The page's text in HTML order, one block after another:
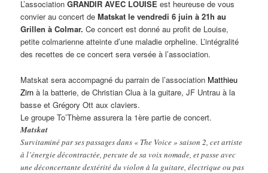
L’associationGRANDIR AVEC LOUISE est heureuse de vous
convier au concert deMatskat le vendredi 6 juin à 21h au
Grillen à Colmar. Ce concert est donné au profit de Louise,
petite colmarienne atteinte d’une maladie orpheline. L’intégralité
des recettes de ce concert sera versée à l’association.
Matskat sera accompagné du parrain de l’association Matthieu
Zirn à la batterie, de Christian Clua à la guitare, JF Untrau à la
basse et Grégory Ott aux claviers.
Le groupe To’Thème assurera la 1ère partie de concert.
Matskat
Survitaminé par ses passages dans « The Voice » saison 2, cet artiste
à l’énergie décontractée, percute de sa voix nomade, et passe avec
une déconcertante dextérité du violon à la guitare, électrique ou pas